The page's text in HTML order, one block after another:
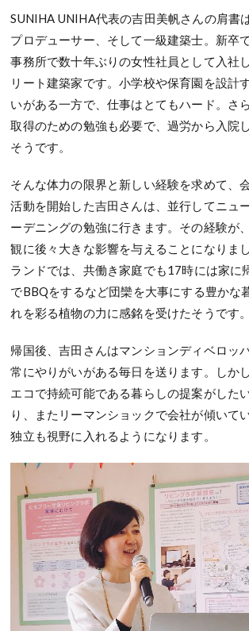
SUNIHA UNIHA代表の吉田美帆さんの肩書
プロデューサー、そして一級建築士。新卒
事務所で数十年ぶりの女性社員として入社
リート建築家です。小学校や保育園を設計
いがある一方で、仕事はとてもハード。さ
取得のための勉強も必要で、過労から入院
そうです。
そんな体力の限界と新しい経験を求めて、
活動を開始した吉田さんは、並行してニュ
ーデニングの勉強に行きます。その経験が
観に後々大きな影響を与えることになりま
ランドでは、共働き家庭でも17時には家に
でBBQをするなど団欒を大事にする豊かな
れを彩る植物の力に感銘を受けたそうです。
帰国後、吉田さんはマンションディベロッ
常にやりがいがある毎日を送ります。しか
エコで持続可能である暮らしの提案がした
り、またリーマンショックで会社が傾いて
独立も視野に入れるようになります。